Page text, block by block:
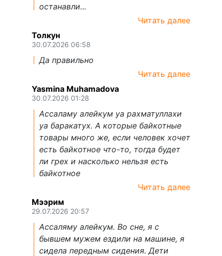
останавли...
Читать далее
Толкун
30.07.2026 06:58
Да правильно
Читать далее
Yasmina Muhamadova
30.07.2026 01:28
Ассаламу алейкум уа рахматуллахи
уа баракатух. А которые байкотные
товары много же, если человек хочет
есть байкотное что-то, тогда будет
ли грех и насколько нельзя есть
байкотное
Читать далее
Мээрим
29.07.2026 20:57
Ассаляму алейкум. Во сне, я с
бывшем мужем ездили на машине, я
сидела передным сидения. Дети